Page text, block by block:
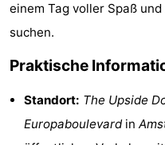
Zentrum
und
Parks
Stadtviertel
Umgebung
-
Nordholland
einem Tag voller Spaß
suchen.
Praktische
Standort: The Upside
Europaboulevardin